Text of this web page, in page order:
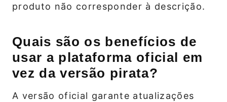
produto não corresponder à descrição.
Quais são os benefícios de
usar a plataforma oficial em
vez da versão pirata?
A versão oficial garante atualizações